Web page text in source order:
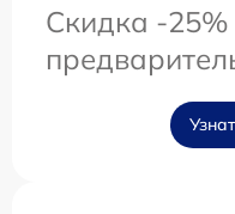
Скидка -25%